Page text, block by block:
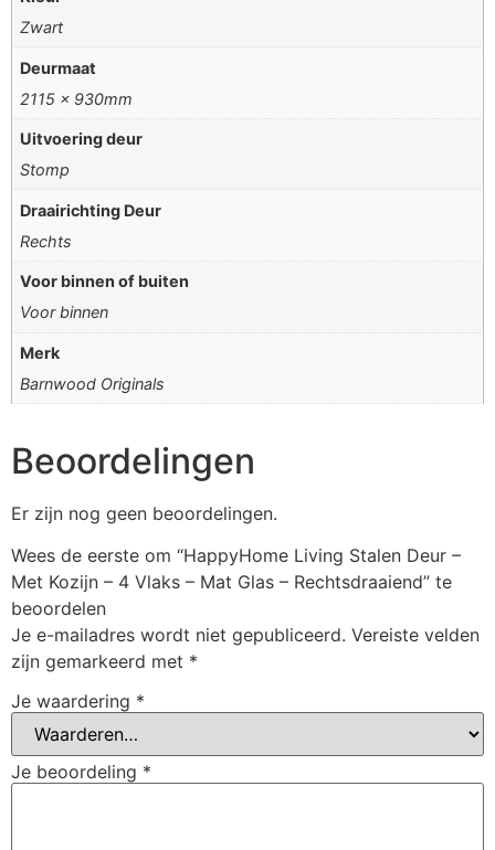
Zwart
Deurmaat
2115 x 930mm
Uitvoering deur
Stomp
Draairichting Deur
Rechts
Voor binnen of buiten
Voor binnen
Merk
Barnwood Originals
Beoordelingen
Er zijn nog geen beoordelingen.
Wees de eerste om “HappyHome Living Stalen Deur –
Met Kozijn – 4 Vlaks – Mat Glas – Rechtsdraaiend” te
beoordelen
Je e-mailadres wordt niet gepubliceerd. Vereiste velden
zijn gemarkeerd met *
Je waardering *
Je beoordeling *